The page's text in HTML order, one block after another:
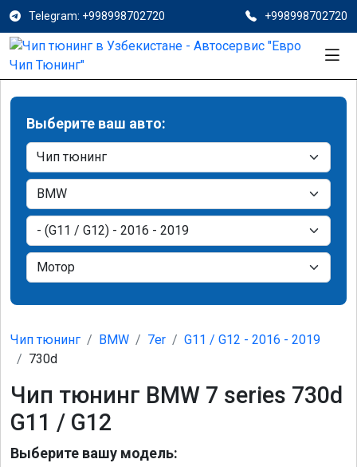
Telegram: +998998702720 +998998702720
Выберите ваш авто:
Чип тюнинг BMW 7er
G11 / G12 - 2016 - 2019
730d
Чип тюнинг BMW 7 series 730d
G11 / G12
Выберите вашу модель: